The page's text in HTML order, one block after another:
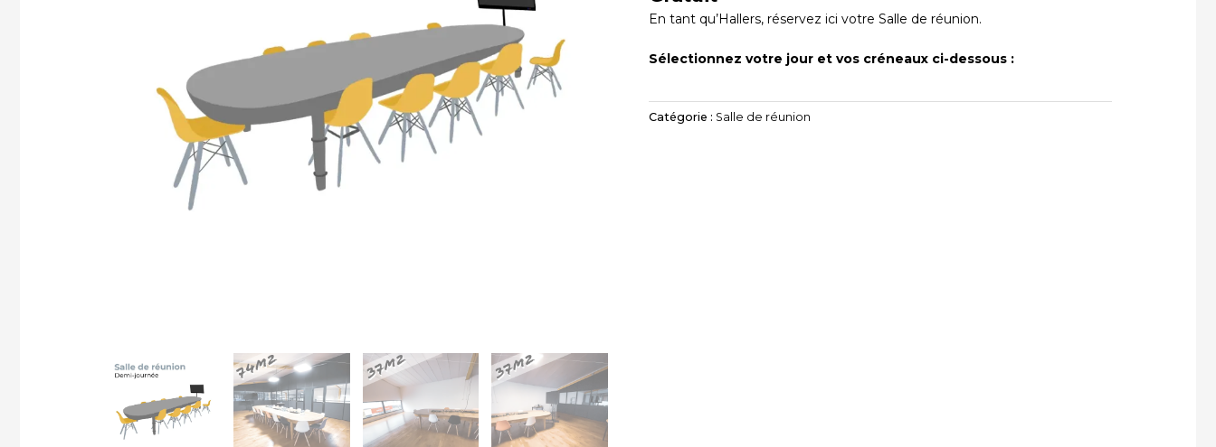
En tant qu’Hallers, réservez ici votre Salle de réunion.
Sélectionnez votre jour et vos créneaux ci-dessous :
Catégorie : Salle de réunion